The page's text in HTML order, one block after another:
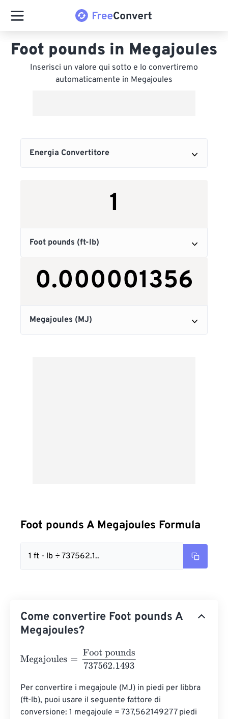
Foot pounds in Megajoules
Inserisci un valore qui sotto e lo convertiremo
automaticamente in Megajoules
Foot pounds A Megajoules Formula
1 ft - lb ÷ 737562.1..
Come convertire Foot pounds A
Megajoules?
Megajoules Foot pounds737562.1493
Per convertire i megajoule (MJ) in piedi per libbra
(ft-lb), puoi usare il seguente fattore di
conversione: 1 megajoule = 737,562149277 piedi